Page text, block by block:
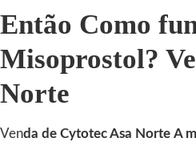
Então Como
Misoprostol?
Norte
Venda de Cytotec Asa Norte A